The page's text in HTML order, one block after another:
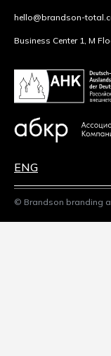
hello@brandson-
Business Center 1, M
ENG
© Brandson branding